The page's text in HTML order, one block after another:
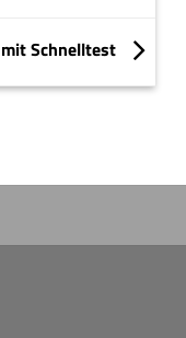
Schnelltest